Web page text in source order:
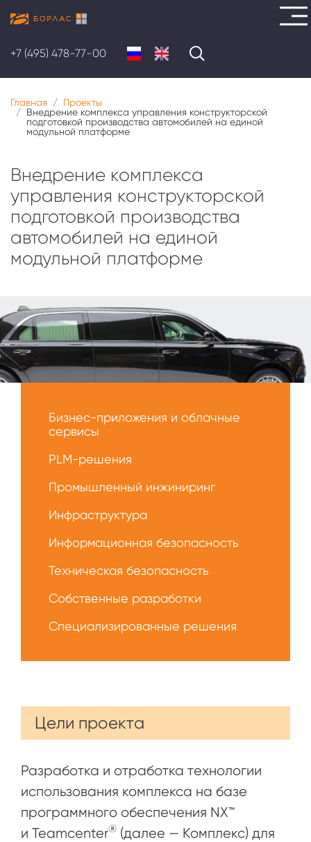
основному
содержанию
+7 (495) 478-77-00
Главная
Проекты
Внедрение комплекса управления конструкторской
подготовкой производства автомобилей на единой
модульной платформе
Внедрение комплекса
управления конструкторской
подготовкой производства
автомобилей на единой
модульной платформе
Цели проекта
Разработка и отработка технологии
использования комплекса на базе
программного обеспечения NX™
и Teamcenter® (далее — Комплекс) для
Бизнес-приложения и облачные
сервисы
PLM-решения
Промышленный инжиниринг
Инфраструктура
Информационная безопасность
Техническая безопасность
Собственные разработки
Специализированные решения